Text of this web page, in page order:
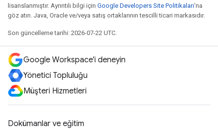
lisanslanmıştır. Ayrıntılı bilgi için Google Developers Site Politikaları'na
göz atın. Java, Oracle ve/veya satış ortaklarının tescilli ticari markasıdır.
Son güncelleme tarihi: 2026-07-22 UTC.
Google Workspace'i deneyin
Yönetici Topluluğu
Müşteri Hizmetleri
Dokümanlar ve eğitim